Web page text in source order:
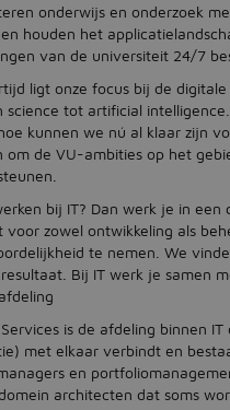
onderwijs en onderzoek
houden het
van de universiteit 24/7
ligt onze focus bij de
science tot artificial
kunnen we nú al klaar zijn
om de VU-ambities op het
bij IT? Dan werk je in
voor zowel ontwikkeling als
te nemen. We
Bij IT werk je samen
Services is de afdeling binnen
met elkaar verbindt en
en
architecten dat soms